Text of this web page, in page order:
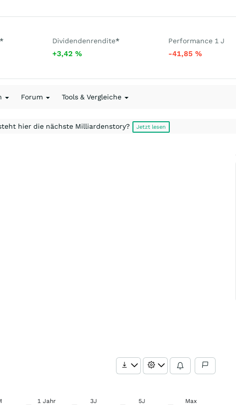
* Dividendenrendite*
+3,42 %
Performance 1 J
-41,85 %
Forum Tools & Vergleiche
hier die nächste Milliardenstory? Jetzt lesen
1 Jahr 3J 5J Max